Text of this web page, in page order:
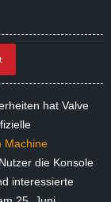
hat Valve
Machine
die Konsole
interessierte